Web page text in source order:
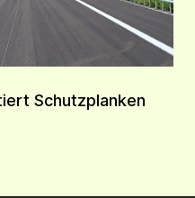
Schutzplanken